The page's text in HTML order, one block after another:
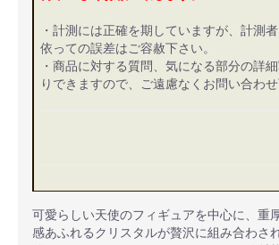
・計測には正確を期していますが、計測
依っての誤差はご容赦下さい。
・商品に対する質問、気になる部分の詳
りできますので、ご遠慮なくお問い合わせ
可愛らしい天使のフィギュアを中心に、重
感あふれるクリスタルが贅沢に組み合わさ